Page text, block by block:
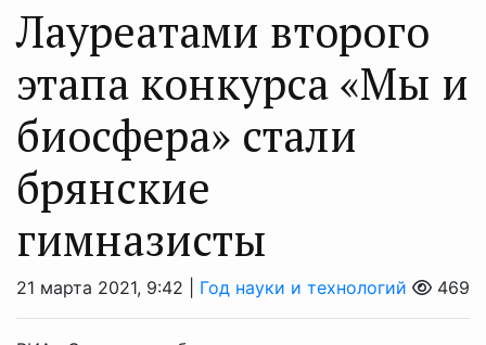
Лауреатами второго
этапа конкурса «Мы и
биосфера» стали
брянские
гимназисты
21 марта 2021, 9:42 | Год науки и технологий 469